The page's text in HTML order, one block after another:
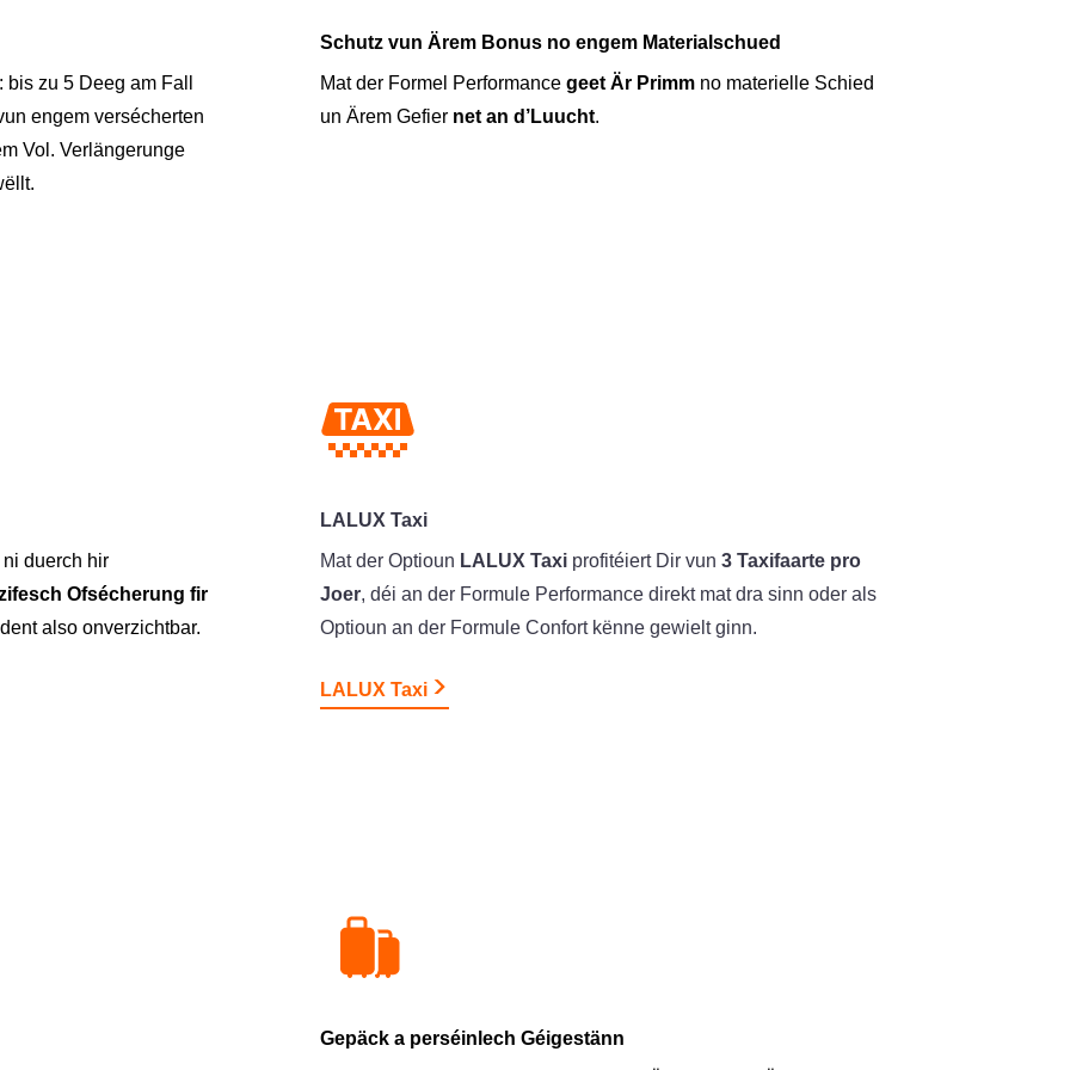
zu 5 Deeg am Fall
engem versécherten
Vol. Verlängerunge
Schutz vun Ärem Bonus no engem Materialschued
Mat der Formel Performance geet Är Primm no materielle Schied
un Ärem Gefier net an d’Luucht.
duerch hir
Ofsécherung fir
also onverzichtbar.
LALUX Taxi
Mat der Optioun LALUX Taxi profitéiert Dir vun 3 Taxifaarte pro
Joer, déi an der Formule Performance direkt mat dra sinn oder als
Optioun an der Formule Confort kënne gewielt ginn.
LALUX Taxi
Gepäck a perséinlech Géigestänn